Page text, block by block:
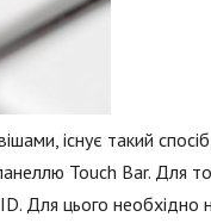
існує такий
Touch Bar. Для
Для цього необхідно